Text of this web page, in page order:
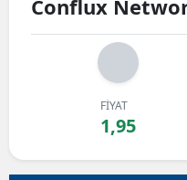
Conflux
FİYAT
1,95